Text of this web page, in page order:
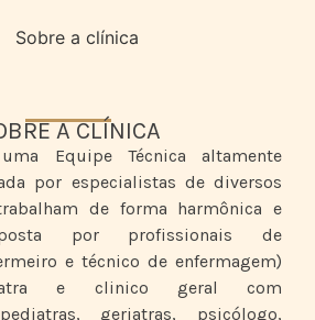
A CLÍNICA
Equipe Técnica altamente
por especialistas de diversos
de forma harmônica e
por profissionais de
e técnico de enfermagem)
e clinico geral com
geriatras, psicólogo,